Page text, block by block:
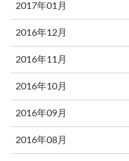
2017年01月
2016年12月
2016年11月
2016年10月
2016年09月
2016年08月